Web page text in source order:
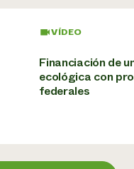
Llame a la
VÍDEO
Financiación de
ecológica con
federales